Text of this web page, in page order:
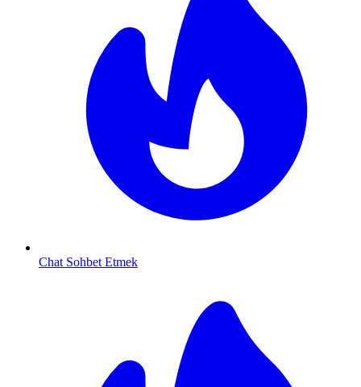
Chat Sohbet Etmek